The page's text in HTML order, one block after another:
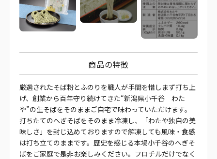
商品の特徴
厳選されたそば粉とふのりを職人が手間を惜しまず打ち上
げ、創業から百年守り続けてきた“新潟県小千谷 わた
や”の生そばをそのままご自宅で味わっていただけます。
打ちたてのへぎそばをそのまま冷凍し、「わたや独自の美
味しさ」を封じ込めておりますので解凍しても風味・食感
は打ち立てのままです。歴史を感じる本場小千谷のへぎそ
ばをご家庭で是非お楽しみください。フロチルだけでなく